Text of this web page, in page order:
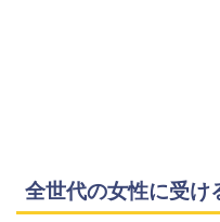
全世代の女性に受け